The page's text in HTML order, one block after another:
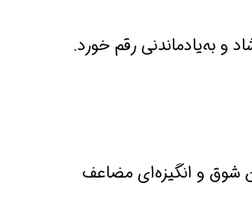
و به‌یادماندنی رقم خورد.
شوق و انگیزه‌ای مضاعف